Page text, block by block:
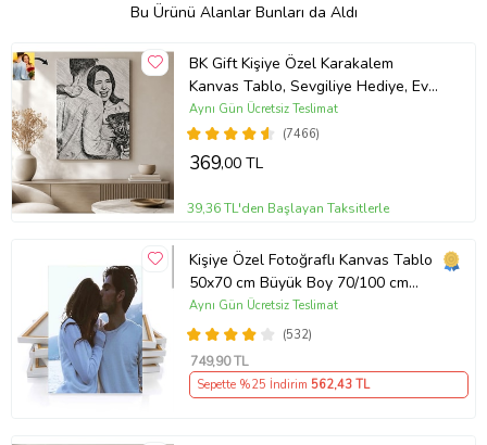
Bu Ürünü Alanlar Bunları da Aldı
BK Gift Kişiye Özel Karakalem
Kanvas Tablo, Sevgiliye Hediye, Ev
Hediyesi, Arkadaşa Hediye
(7466)
Aynı Gün Ücretsiz Teslimat
369,00 TL
39,36 TL'den Başlayan Taksitlerle
Kişiye Özel Fotoğraflı Kanvas Tablo
50x70 cm Büyük Boy 70/100 cm
Duvar Tablosu – Sevgiliye & Aileye
Anlamlı Hediye , Babaya Hediye
(532)
Aynı Gün Ücretsiz Teslimat
749,90 TL
Sepette %25 İndirim 562,43 TL